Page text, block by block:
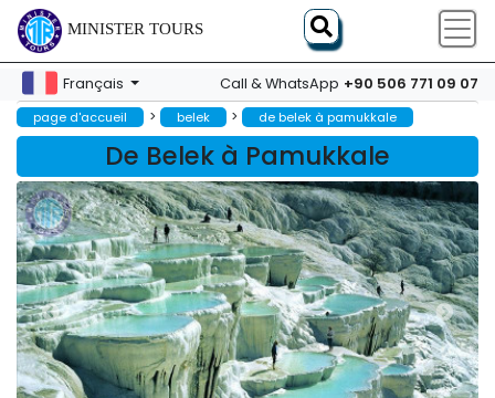
MINISTER TOURS
Français Call & WhatsApp +90 506 771 09 07
page d'accueil > belek > de belek à pamukkale
De Belek à Pamukkale